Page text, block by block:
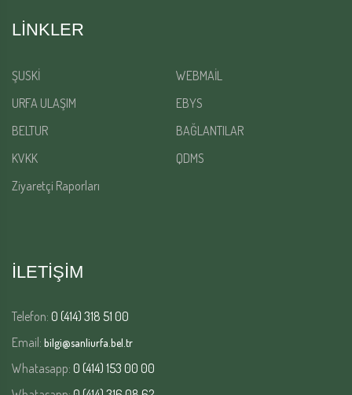
LINKLER
ŞUSKİ
WEBMAİL
URFA ULAŞIM
EBYS
BELTUR
BAĞLANTILAR
KVKK
QDMS
Ziyaretçi Raporları
İLETİŞİM
Telefon: 0 (414) 318 51 00
Email: bilgi@sanliurfa.bel.tr
Whatasapp: 0 (414) 153 00 00